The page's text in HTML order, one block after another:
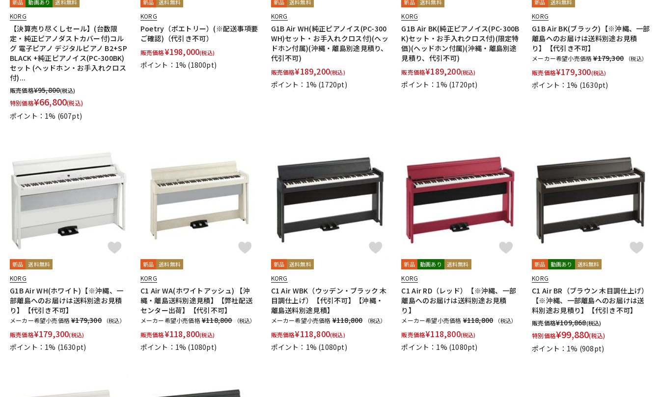
新品 動画あり 送料無料
KORG
【決算売り尽くしセール】(台数限
定・純正ピアノダストカバー付)コル
グ 電子ピアノ デジタルピアノ B2+SP
BLACK +純正ピアノイス(PC-300BK)
セット (ヘッドホン・お手入れクロス
付)...
販売価格¥95,800(税込)
特別価格¥66,800(税込)
ポイント：1% (607pt)
新品 送料無料
KORG
Poetry（ポエトリー）(※配送事項要
ご確認)（代引き不可）
販売価格¥198,000(税込)
ポイント：1% (1800pt)
新品 送料無料
KORG
G1B Air WH(純正ピアノイス(PC-300
WH)セット・お手入れクロス付)(ヘッ
ドホン付属)(沖縄・離島別途見積り、
代引不可)
販売価格¥189,200(税込)
ポイント：1% (1720pt)
新品 送料無料
KORG
G1B Air BK(純正ピアノイス(PC-300B
K)セット・お手入れクロス付)(限定特
価)(ヘッドホン付属)(沖縄・離島別途
見積り、代引不可)
販売価格¥189,200(税込)
ポイント：1% (1720pt)
新品 送料無料
KORG
G1B Air BK(ブラック)【※沖縄、一部
離島へのお届けは送料別途お見積
り】【代引き不可】
メーカー希望小売価格¥179,300 （税込）
販売価格¥179,300(税込)
ポイント：1% (1630pt)
新品 送料無料
KORG
G1B Air WH(ホワイト)【※沖縄、一
部離島へのお届けは送料別途お見積
り】【代引き不可】
メーカー希望小売価格¥179,300 （税込）
販売価格¥179,300(税込)
ポイント：1% (1630pt)
新品 送料無料
KORG
C1 Air WA(ホワイトアッシュ) 【沖
縄・離島送料別途見積】【弊社配送
センター出荷】【代引不可】
メーカー希望小売価格¥118,800 （税込）
販売価格¥118,800(税込)
ポイント：1% (1080pt)
新品 送料無料
KORG
C1 Air WBK（ウッデン・ブラック 木
目調仕上げ）【代引不可】【沖縄・
離島送料別途見積】
メーカー希望小売価格 ¥118,800 （税込）
販売価格¥118,800(税込)
ポイント：1% (1080pt)
新品 動画あり 送料無料
KORG
C1 Air RD（レッド）【※沖縄、一部
離島へのお届けは送料別途お見積
り】
メーカー希望小売価格 ¥118,800 （税込）
販売価格¥118,800(税込)
ポイント：1% (1080pt)
新品 動画あり 送料無料
KORG
C1 Air BR（ブラウン 木目調仕上げ）
【※沖縄、一部離島へのお届けは送
料別途お見積り】【代引き不可】
販売価格¥109,868(税込)
特別価格¥99,880(税込)
ポイント：1% (908pt)